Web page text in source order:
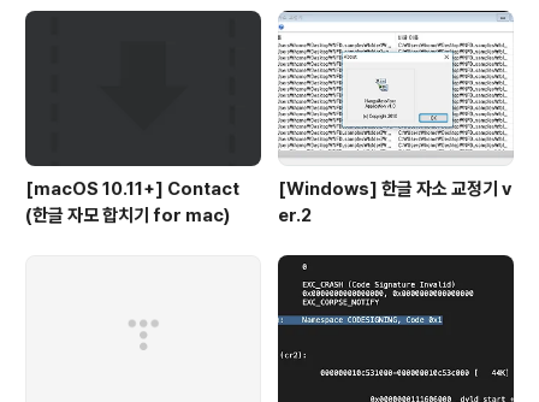
메일 원본 보기를 하면 알 수 없는 메시지가 보인다. Cont
ent-Transfer-Encoding가 base64로 되어 있다고 나
온다. base64 로 인코딩이 되어 있어 언듯 보기에 알 수
[macOS 10.11+] Contact
(한글 자모 합치기 for mac)
[Windows] 한글 자소 교정기 v
er.2